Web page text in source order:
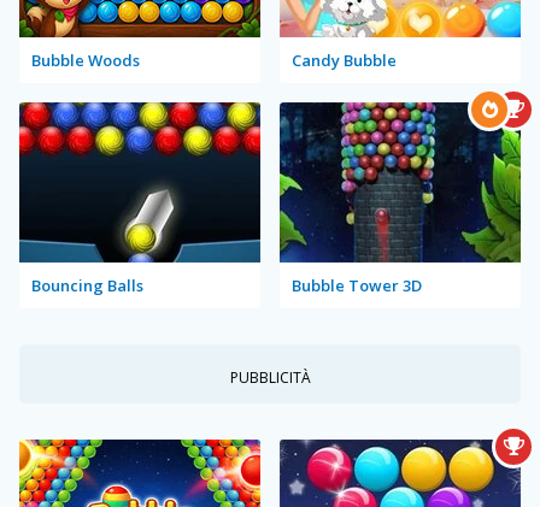
Bubble Woods Candy Bubble
Bouncing Balls Bubble Tower 3D
PUBBLICITÀ